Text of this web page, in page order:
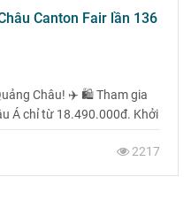
Canton Fair lần 136
Châu! ✈️ 🛍️ Tham gia
Á chỉ từ 18.490.000đ. Khởi
2217